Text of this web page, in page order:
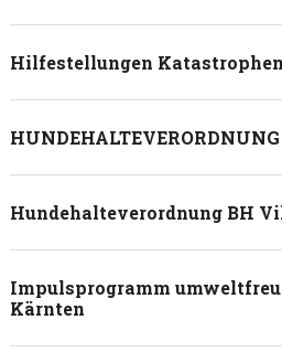
Hilfestellungen
HUNDEHALTEVERORDNUNG
Hundehalteverordnung BH
Impulsprogramm
Kärnten